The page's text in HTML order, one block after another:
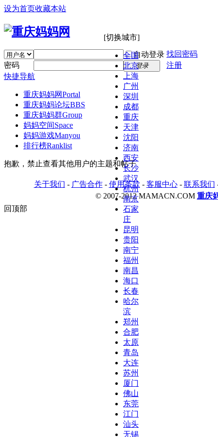
设为首页收藏本站
[切换城市]
全国
北京
上海
广州
深圳
成都
重庆
天津
沈阳
济南
西安
长沙
武汉
杭州
南京
石家
庄
昆明
贵阳
南宁
福州
南昌
海口
长春
哈尔
滨
郑州
合肥
太原
青岛
大连
苏州
厦门
佛山
东莞
江门
汕头
无锡
自动登录 找回密码
密码
登录
注册
快捷导航
重庆妈妈网Portal
重庆妈妈论坛BBS
重庆妈妈群Group
妈妈空间Space
妈妈游戏Manyou
排行榜Ranklist
抱歉，禁止查看其他用户的主题和帖子
关于我们 - 广告合作- 使用条款 - 客服中心- 联系我们
© 2007-2012 MAMACN.COM 重庆
回顶部